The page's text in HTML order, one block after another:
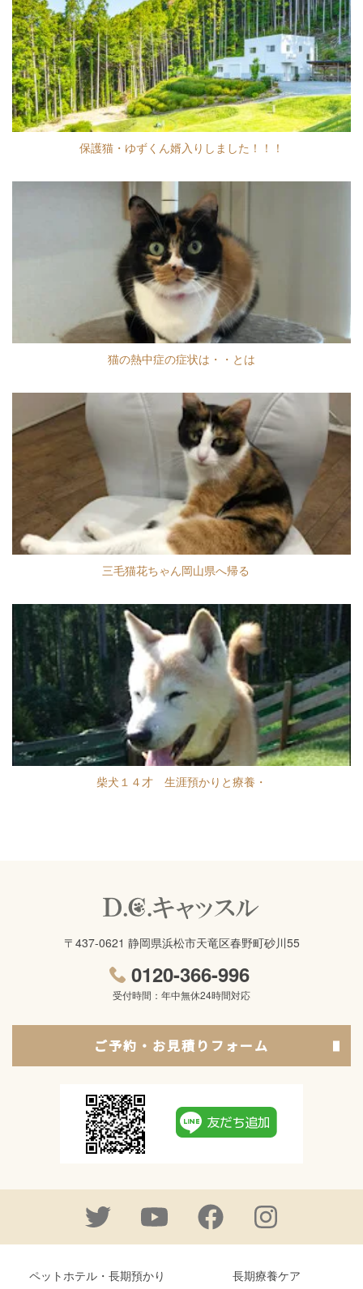
保護猫・ゆずくん婿入りしました！！！
猫の熱中症の症状は・・とは
三毛猫花ちゃん岡山県へ帰る
柴犬１４才 生涯預かりと療養・
〒437-0621 静岡県浜松市天竜区春野町砂川55
0120-366-996
受付時間：年中無休24時間対応
ご予約・お見積りフォーム
ペットホテル・長期預かり 長期療養ケア